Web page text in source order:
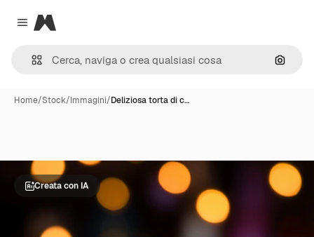
Close menu
Magnific
Cerca
Home/Stock/Immagini/Deliziosa torta di c…
Creata con IA